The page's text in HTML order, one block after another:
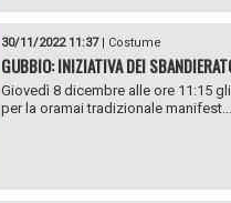
30/11/2022 11:37| Costume
GUBBIO: INIZIATIVA DEI
Giovedì 8 dicembre alle ore 11:15
per la oramai tradizionale manifest...